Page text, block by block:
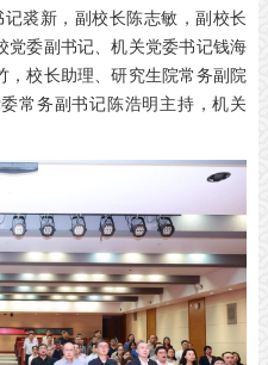
裘新，副校长陈志敏，副校长
党委副书记、机关党委书记钱海
，校长助理、研究生院常务副院
常务副书记陈浩明主持，机关